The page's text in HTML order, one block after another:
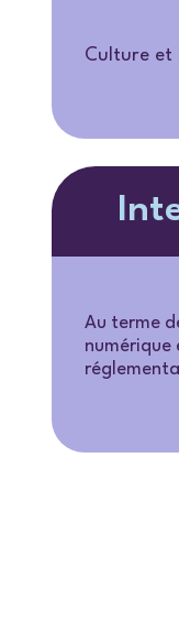
Culture et
Au terme
numérique